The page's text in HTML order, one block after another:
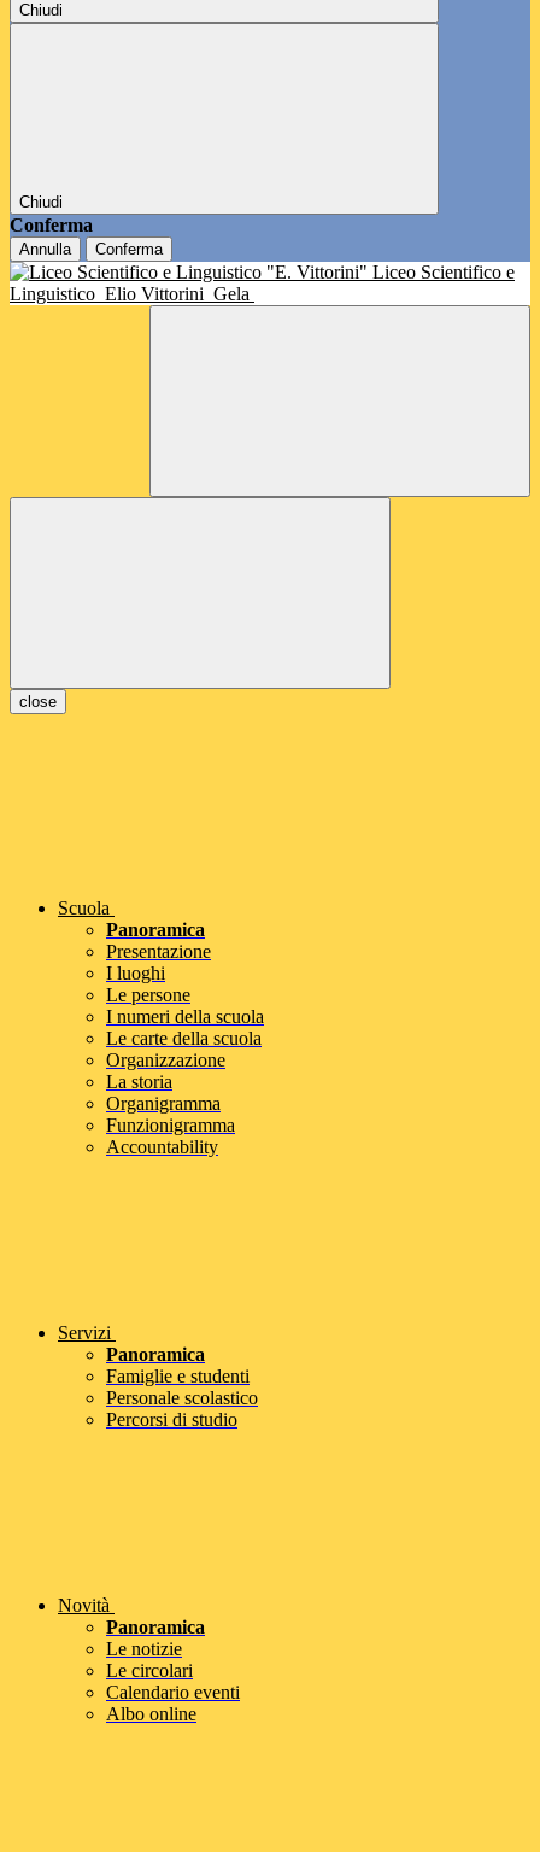
Chiudi
Chiudi
Conferma
Annulla Conferma
Liceo Scientifico e
Linguistico Elio Vittorini Gela
close
Scuola
Panoramica
Presentazione
I luoghi
Le persone
I numeri della scuola
Le carte della scuola
Organizzazione
La storia
Organigramma
Funzionigramma
Accountability
Servizi
Panoramica
Famiglie e studenti
Personale scolastico
Percorsi di studio
Novità
Panoramica
Le notizie
Le circolari
Calendario eventi
Albo online